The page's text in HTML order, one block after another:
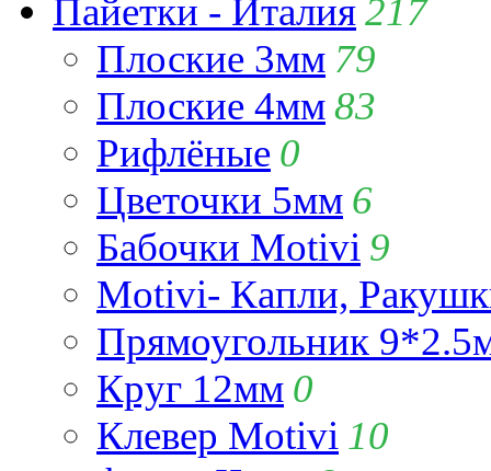
Пайетки - Италия217
Плоские 3мм 79
Плоские 4мм83
Рифлёные 0
Цветочки 5мм 6
Бабочки Motivi 9
Motivi- Капли,
Прямоугольник
Круг 12мм 0
Клевер Motivi 10